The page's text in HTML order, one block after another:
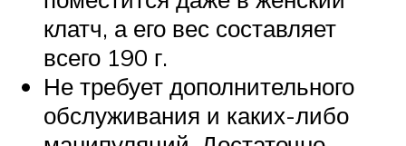
клатч, а его вес составляет
всего 190 г.
Не требует дополнительного
обслуживания и каких-либо